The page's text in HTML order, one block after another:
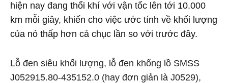
hiện nay đang thổi khí với vận tốc lên tới 10.000
km mỗi giây, khiến cho việc ước tính về khối lượng
của nó thấp hơn cả chục lần so với trước đây.
Lỗ đen siêu khối lượng, lỗ đen khổng lồ SMSS
J052915.80-435152.0 (hay đơn giản là J0529),